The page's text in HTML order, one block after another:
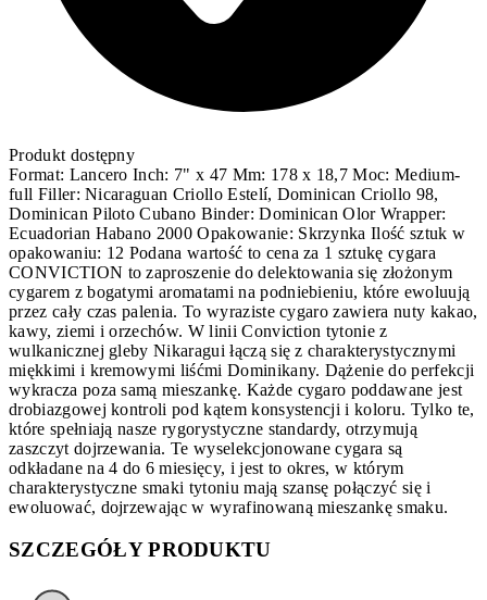
Produkt dostępny
Format: Lancero Inch: 7" x 47 Mm: 178 x 18,7 Moc: Medium-
full Filler: Nicaraguan Criollo Estelí, Dominican Criollo 98,
Dominican Piloto Cubano Binder: Dominican Olor Wrapper:
Ecuadorian Habano 2000 Opakowanie: Skrzynka Ilość sztuk w
opakowaniu: 12 Podana wartość to cena za 1 sztukę cygara
CONVICTION to zaproszenie do delektowania się złożonym
cygarem z bogatymi aromatami na podniebieniu, które ewoluują
przez cały czas palenia. To wyraziste cygaro zawiera nuty kakao,
kawy, ziemi i orzechów. W linii Conviction tytonie z
wulkanicznej gleby Nikaragui łączą się z charakterystycznymi
miękkimi i kremowymi liśćmi Dominikany. Dążenie do perfekcji
wykracza poza samą mieszankę. Każde cygaro poddawane jest
drobiazgowej kontroli pod kątem konsystencji i koloru. Tylko te,
które spełniają nasze rygorystyczne standardy, otrzymują
zaszczyt dojrzewania. Te wyselekcjonowane cygara są
odkładane na 4 do 6 miesięcy, i jest to okres, w którym
charakterystyczne smaki tytoniu mają szansę połączyć się i
ewoluować, dojrzewając w wyrafinowaną mieszankę smaku.
SZCZEGÓŁY PRODUKTU